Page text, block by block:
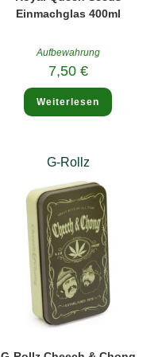
Einmachglas 400ml
Aufbewahrung
7,50 €
Weiterlesen
G-Rollz